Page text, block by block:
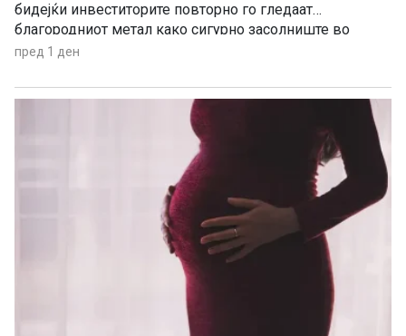
бидејќи инвеститорите повторно го гледаат
благородниот метал како сигурно засолниште во
услови на глобална економска неизвесност.
пред 1 ден